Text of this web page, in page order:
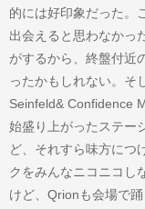
的には好印象だった。
出会えると思わなかっ
がするから、終盤付近
ったかもしれない。そ
Seinfeld& Confidence
始盛り上がったステー
ど、それすら味方につ
クをみんなニコニコし
けど、Qrionも会場で